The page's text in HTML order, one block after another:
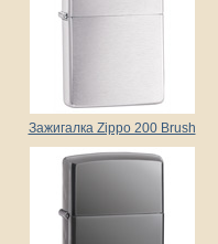
Зажигалка Zippo 200 Brush